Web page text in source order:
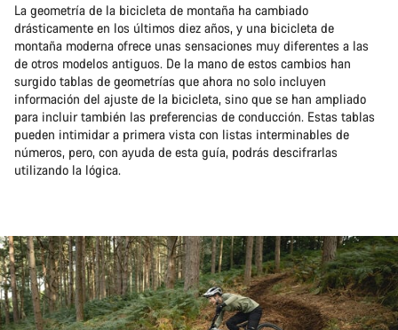
La geometría de la bicicleta de montaña ha cambiado
drásticamente en los últimos diez años, y una bicicleta de
montaña moderna ofrece unas sensaciones muy diferentes a las
de otros modelos antiguos. De la mano de estos cambios han
surgido tablas de geometrías que ahora no solo incluyen
información del ajuste de la bicicleta, sino que se han ampliado
para incluir también las preferencias de conducción. Estas tablas
pueden intimidar a primera vista con listas interminables de
números, pero, con ayuda de esta guía, podrás descifrarlas
utilizando la lógica.